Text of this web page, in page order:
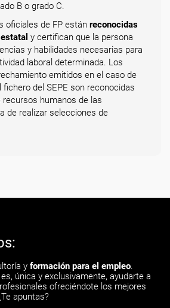
B o grado C.
oficiales de FP están reconocidas
y certifican que la persona
y habilidades necesarias para
laboral determinada. Los
emitidos en el caso de
del SEPE son reconocidas
recursos humanos de las
de realizar selecciones de
y formación para el empleo.
única y exclusivamente, ayudarte a
ofreciéndote los mejores
apuntas?